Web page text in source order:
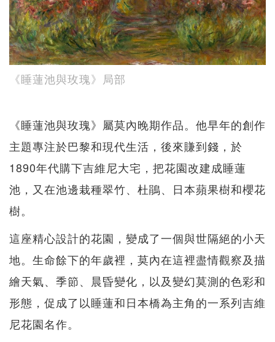
《睡蓮池與玫瑰》局部
《睡蓮池與玫瑰》屬莫內晚期作品。他早年的創作
主題專注於巴黎和現代生活，後來賺到錢，於
1890年代購下吉維尼大宅，把花園改建成睡蓮
池，又在池邊栽種翠竹、杜鵑、日本蘋果樹和櫻花
樹。
這座精心設計的花園，變成了一個與世隔絕的小天
地。生命餘下的年歲裡，莫內在這裡盡情觀察及描
繪天氣、季節、晨昏變化，以及變幻莫測的色彩和
形態，促成了以睡蓮和日本橋為主角的一系列吉維
尼花園名作。